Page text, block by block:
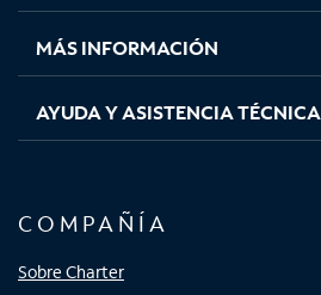
nuevanuevanuevanueva
MÁS INFORMACIÓN
AYUDA Y ASISTENCIA TÉCNICA
COMPAÑÍA
Sobre Charter